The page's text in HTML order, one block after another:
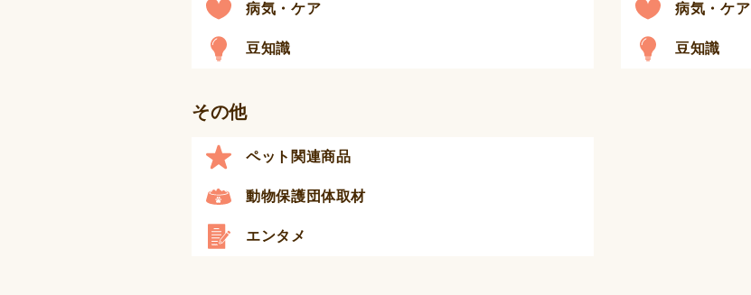
病気・ケア
豆知識
病気・ケア
豆知識
その他
ペット関連商品
動物保護団体取材
エンタメ